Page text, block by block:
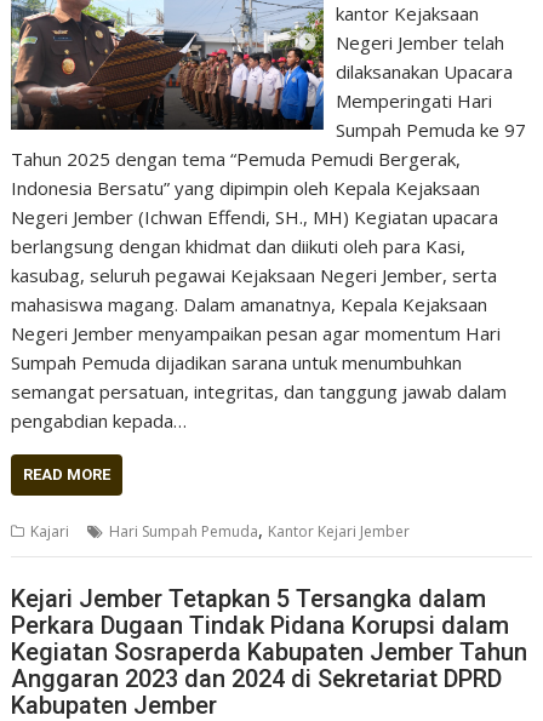
kantor Kejaksaan
Negeri Jember telah
dilaksanakan Upacara
Memperingati Hari
Sumpah Pemuda ke 97
Tahun 2025 dengan tema “Pemuda Pemudi Bergerak,
Indonesia Bersatu” yang dipimpin oleh Kepala Kejaksaan
Negeri Jember (Ichwan Effendi, SH., MH) Kegiatan upacara
berlangsung dengan khidmat dan diikuti oleh para Kasi,
kasubag, seluruh pegawai Kejaksaan Negeri Jember, serta
mahasiswa magang. Dalam amanatnya, Kepala Kejaksaan
Negeri Jember menyampaikan pesan agar momentum Hari
Sumpah Pemuda dijadikan sarana untuk menumbuhkan
semangat persatuan, integritas, dan tanggung jawab dalam
pengabdian kepada…
READ MORE
Kajari Hari Sumpah Pemuda, Kantor Kejari Jember
Kejari Jember Tetapkan 5 Tersangka dalam
Perkara Dugaan Tindak Pidana Korupsi dalam
Kegiatan Sosraperda Kabupaten Jember Tahun
Anggaran 2023 dan 2024 di Sekretariat DPRD
Kabupaten Jember